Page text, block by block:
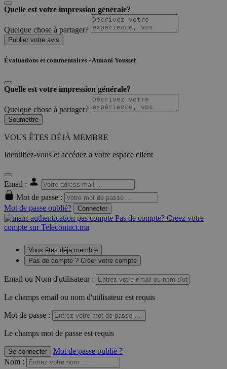
Quelle est votre impression générale?
Quelque chose à partager?
Publier votre avis
Évaluations et commentaires - Atmani Youssef
Quelle est votre impression générale?
Quelque chose à partager?
Soumettre
VOUS ÊTES DÉJÀ MEMBRE
Identifiez-vous et accédez a votre espace client
Email :
Mot de passe :
Mot de passe oublié?
Connecter
Pas de compte? Créez votre
compte sur Telecontact.ma
Vous êtes déja membre
Pas de compte ? Créer votre compte
Email ou Nom d'utilisateur :
Le champs email ou nom d'utilisateur est requis
Mot de passe :
Le champs mot de passe est requis
Se connecter
Mot de passe oublié ?
Nom :